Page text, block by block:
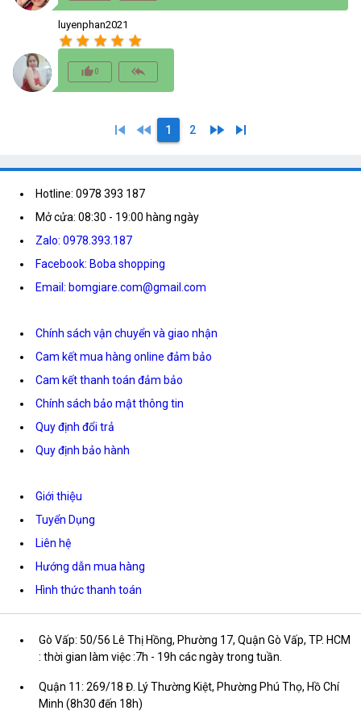
luyenphan2021
star star star star star
thumb_up_alt0 reply_all
skip_previous fast_rewind 1 2 fast_forward skip_next
Hotline: 0978 393 187
Mở cửa: 08:30 - 19:00 hàng ngày
Zalo: 0978.393.187
Facebook: Boba shopping
Email: bomgiare.com@gmail.com
Chính sách vận chuyển và giao nhận
Cam kết mua hàng online đảm bảo
Cam kết thanh toán đảm bảo
Chính sách bảo mật thông tin
Quy định đổi trả
Quy định bảo hành
Giới thiệu
Tuyển Dụng
Liên hệ
Hướng dẫn mua hàng
Hình thức thanh toán
Gò Vấp: 50/56 Lê Thị Hồng, Phường 17, Quận Gò Vấp, TP. HCM
: thời gian làm việc :7h - 19h các ngày trong tuần.
Quận 11: 269/18 Đ. Lý Thường Kiệt, Phường Phú Thọ, Hồ Chí
Minh (8h30 đến 18h)